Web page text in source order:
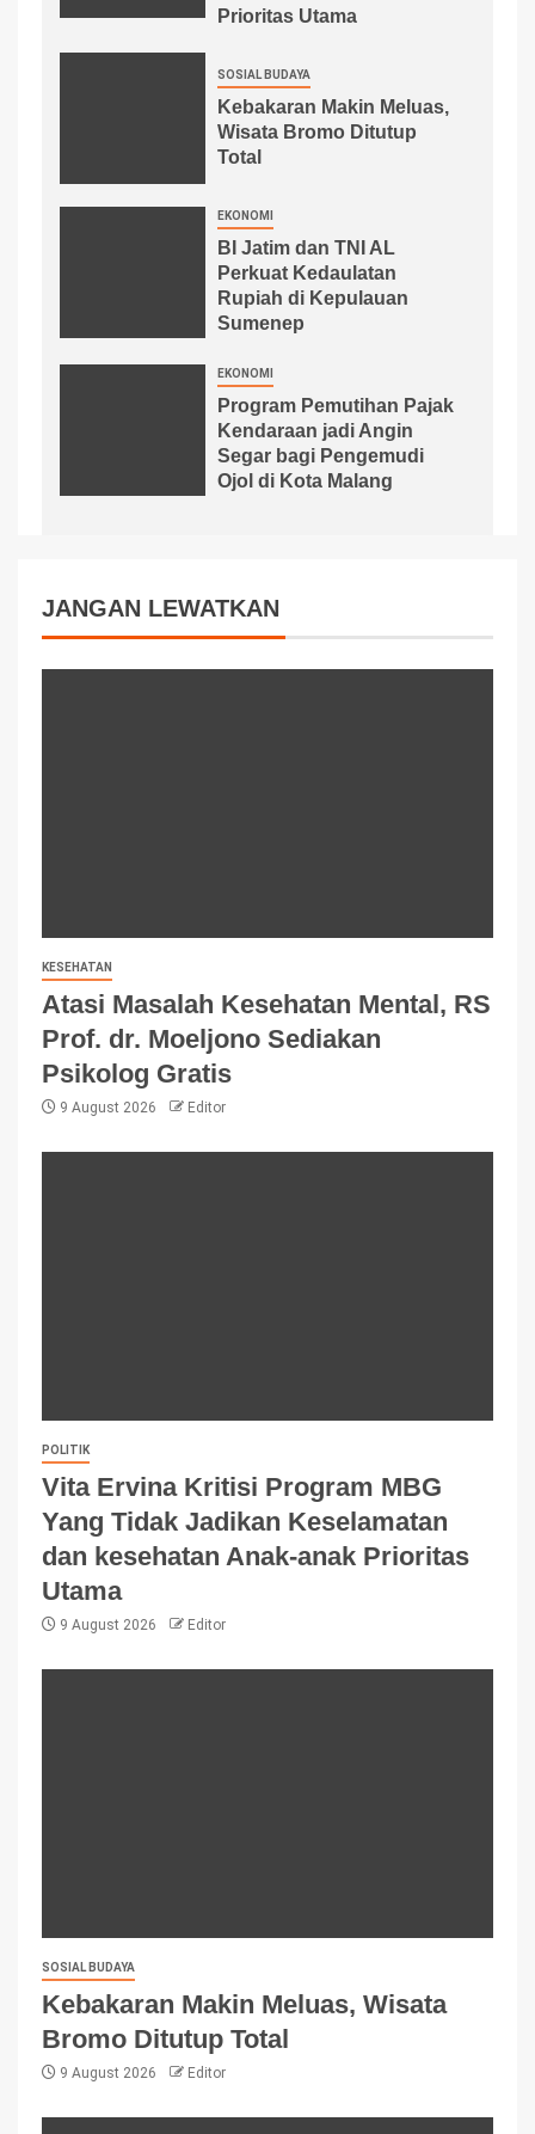
Prioritas Utama
SOSIAL BUDAYA
Kebakaran Makin Meluas,
Wisata Bromo Ditutup
Total
EKONOMI
BI Jatim dan TNI AL
Perkuat Kedaulatan
Rupiah di Kepulauan
Sumenep
EKONOMI
Program Pemutihan Pajak
Kendaraan jadi Angin
Segar bagi Pengemudi
Ojol di Kota Malang
JANGAN LEWATKAN
KESEHATAN
Atasi Masalah Kesehatan Mental, RS
Prof. dr. Moeljono Sediakan
Psikolog Gratis
9 August 2026 Editor
POLITIK
Vita Ervina Kritisi Program MBG
Yang Tidak Jadikan Keselamatan
dan kesehatan Anak-anak Prioritas
Utama
9 August 2026 Editor
SOSIAL BUDAYA
Kebakaran Makin Meluas, Wisata
Bromo Ditutup Total
9 August 2026 Editor